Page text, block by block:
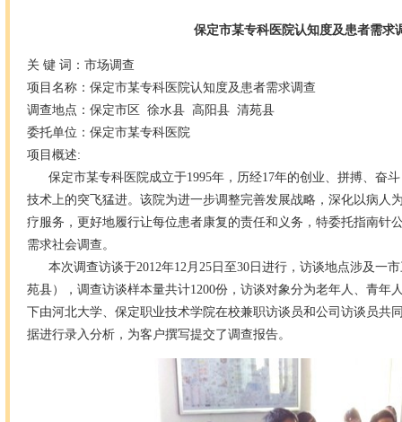
保定市某专科医院认知度及患者需求
关 键 词：市场调查
项目名称：保定市某专科医院认知度及患者需求调查
调查地点：保定市区 徐水县 高阳县 清苑县
委托单位：保定市某专科医院
项目概述:
保定市某专科医院成立于1995年，历经17年的创业、拼搏、奋
技术上的突飞猛进。该院为进一步调整完善发展战略，深化以病人
疗服务，更好地履行让每位患者康复的责任和义务，特委托指南针
需求社会调查。
本次调查访谈于2012年12月25日至30日进行，访谈地点涉及一
苑县），调查访谈样本量共计1200份，访谈对象分为老年人、青年
下由河北大学、保定职业技术学院在校兼职访谈员和公司访谈员共
据进行录入分析，为客户撰写提交了调查报告。